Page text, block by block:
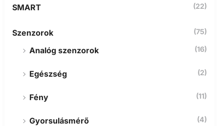
SMART (22)
Szenzorok (75)
Analóg szenzorok (16)
Egészség (2)
Fény (11)
Gyorsulásmérő (4)